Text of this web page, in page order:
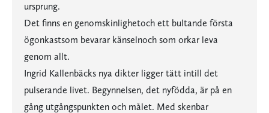
ursprung.
Det finns en genomskinlighetoch ett bultande första
ögonkastsom bevarar känselnoch som orkar leva
genom allt.
Ingrid Kallenbäcks nya dikter ligger tätt intill det
pulserande livet. Begynnelsen, det nyfödda, är på en
gång utgångspunkten och målet. Med skenbar